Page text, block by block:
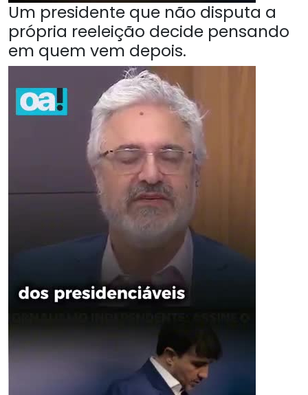
Um presidente que não disputa a
própria reeleição decide pensando
em quem vem depois.